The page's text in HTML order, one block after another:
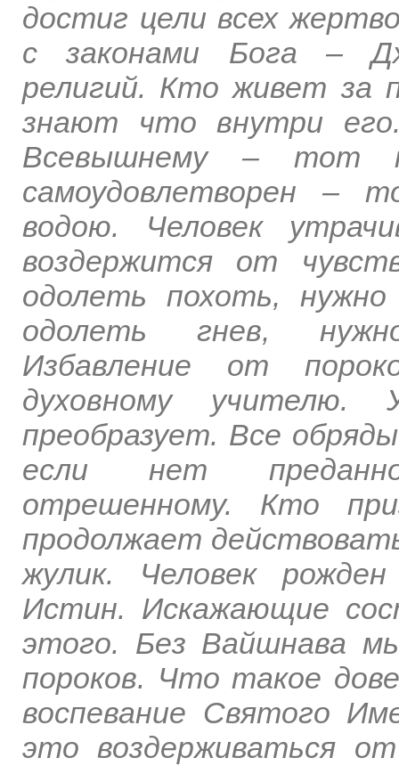
достиг цели всех
с законами Бога –
религий. Кто живет за
знают что внутри
Всевышнему – тот
самоудовлетворен –
водою. Человек
воздержится от
одолеть похоть,
одолеть гнев,
Избавление от
духовному
преобразует. Все
если нет
отрешенному. Кто
продолжает
жулик. Человек
Истин. Искажающие
этого. Без Вайшнава
пороков. Что такое
воспевание Святого
это воздерживаться